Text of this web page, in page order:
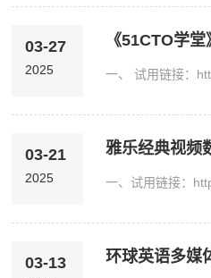
03-27
2025
《51CTO学
03-21
2025
雅乐经典视频
03-13 环球英语多媒